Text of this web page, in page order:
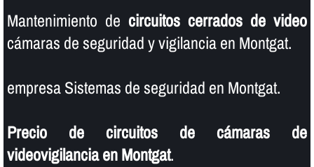
Mantenimiento de circuitos cerrados de video
cámaras de seguridad y vigilancia en Montgat.
empresa Sistemas de seguridad en Montgat.
Precio de circuitos de cámaras de
videovigilancia en Montgat.